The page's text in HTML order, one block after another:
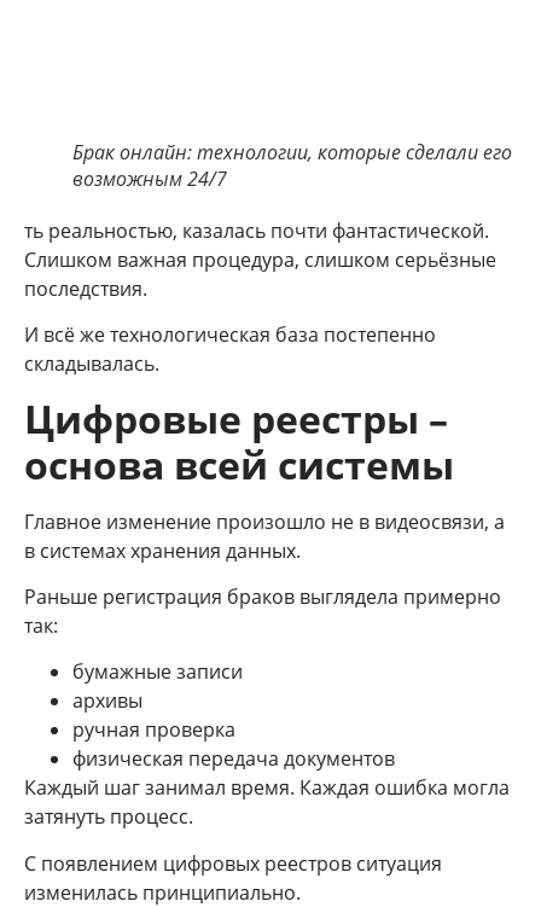
Брак онлайн: технологии, которые сделали его
возможным 24/7
ть реальностью, казалась почти фантастической.
Слишком важная процедура, слишком серьёзные
последствия.
И всё же технологическая база постепенно
складывалась.
Цифровые реестры –
основа всей системы
Главное изменение произошло не в видеосвязи, а
в системах хранения данных.
Раньше регистрация браков выглядела примерно
так:
бумажные записи
архивы
ручная проверка
физическая передача документов
Каждый шаг занимал время. Каждая ошибка могла
затянуть процесс.
С появлением цифровых реестров ситуация
изменилась принципиально.